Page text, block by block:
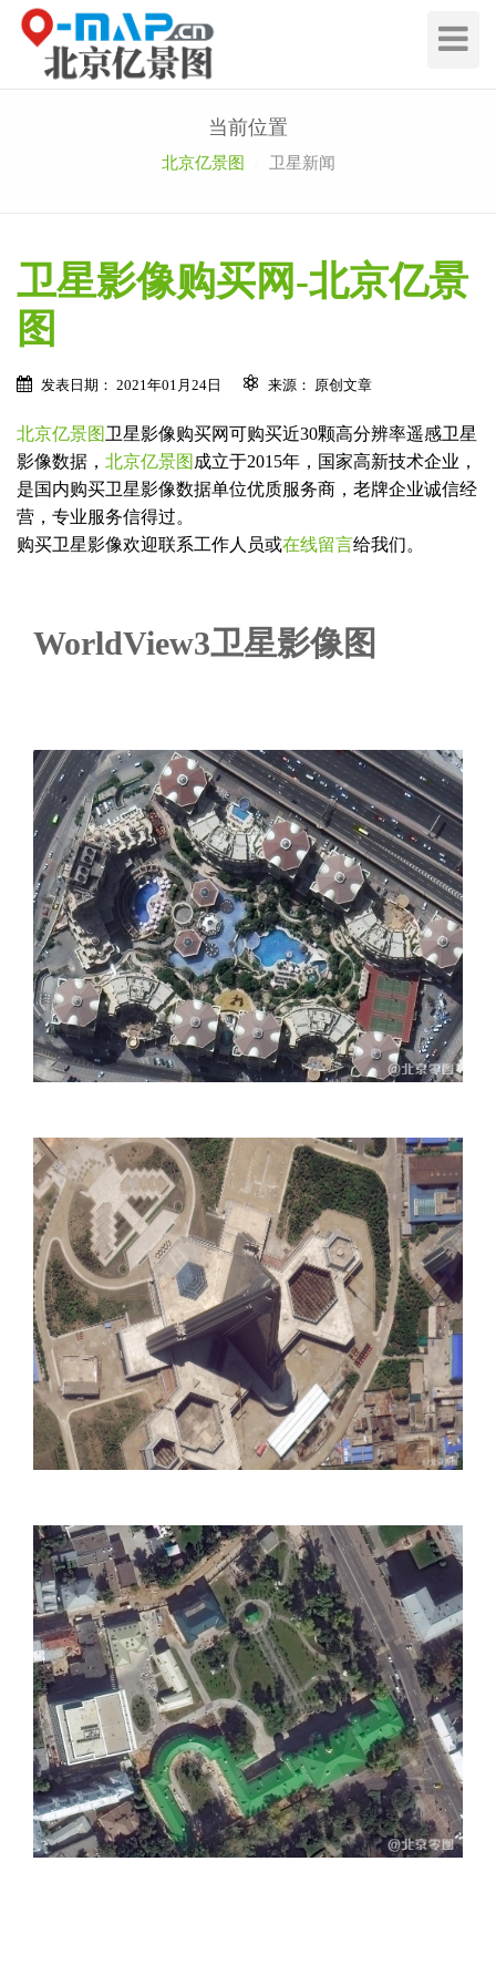
切
导
当前位置
北京亿景图 卫星新闻
卫星影像购买网-北京亿景
图
发表日期： 2021年01月24日 来源： 原创文章
北京亿景图 卫星影像购买网可购买近30颗高分辨率遥感卫星
影像数据， 北京亿景图 成立于2015年，国家高新技术企业，
是国内购买卫星影像数据单位优质服务商，老牌企业诚信经
营，专业服务信得过。
购买卫星影像欢迎联系工作人员或在线留言给我们。
WorldView3卫星影像图